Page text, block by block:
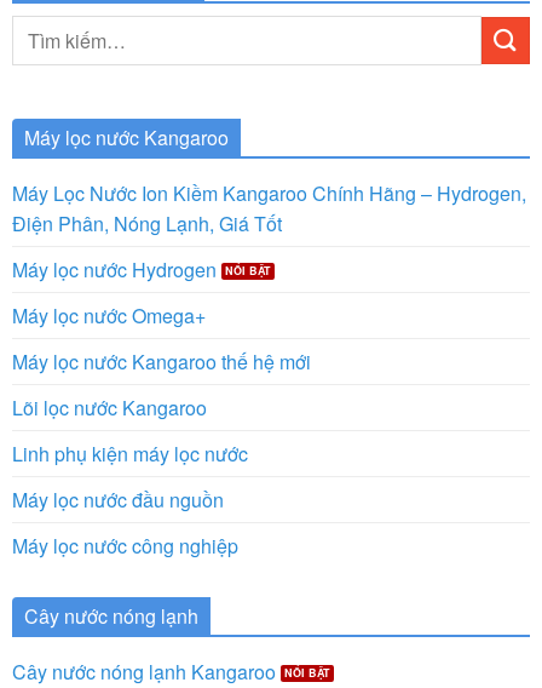
kiếm:
Máy lọc nước Kangaroo
Máy Lọc Nước Ion Kiềm Kangaroo Chính Hãng – Hydrogen,
Điện Phân, Nóng Lạnh, Giá Tốt
Máy lọc nước Hydrogen
Máy lọc nước Omega+
Máy lọc nước Kangaroo thế hệ mới
Lõi lọc nước Kangaroo
Linh phụ kiện máy lọc nước
Máy lọc nước đầu nguồn
Máy lọc nước công nghiệp
Cây nước nóng lạnh
Cây nước nóng lạnh Kangaroo